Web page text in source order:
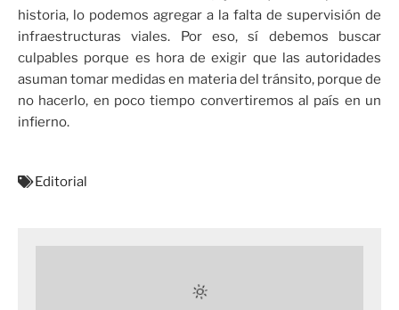
historia, lo podemos agregar a la falta de supervisión de
infraestructuras viales. Por eso, sí debemos buscar
culpables porque es hora de exigir que las autoridades
asuman tomar medidas en materia del tránsito, porque de
no hacerlo, en poco tiempo convertiremos al país en un
infierno.
Editorial